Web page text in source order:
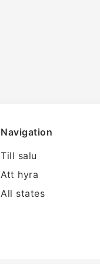
Navigation
Till salu
Att hyra
All states